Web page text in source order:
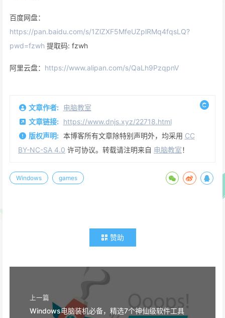
百度网盘：
https://pan.baidu.com/s/1ZlZXF5MfeUZplRMq4fqsLQ?
pwd=fzwh 提取码: fzwh
阿里云盘： https://www.alipan.com/s/QaLh9PzqpnV
文章作者: 电脑教室
文章链接: https://www.dnjs.xyz/22718.html
版权声明: 本博客所有文章除特别声明外，均采用 CC
BY-NC-SA 4.0 许可协议。转载请注明来自 电脑教室！
Windows games
赞助
上一篇
Windows电脑装机必备，精选7个神仙级软件工具